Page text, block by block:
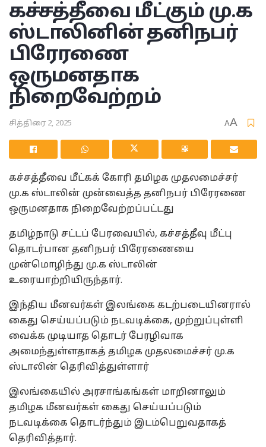
கச்சத்தீவை மீட்கும் மு.க
ஸ்டாலினின் தனிநபர்
பிரேரணை
ஒருமனதாக
நிறைவேற்றம்
சித்திரை 2, 2025 AA
கச்சத்தீவை மீட்கக் கோரி தமிழக முதலமைச்சர்
மு.க ஸ்டாலின் முன்வைத்த தனிநபர் பிரேரணை
ஒருமனதாக நிறைவேற்றப்பட்டது
தமிழ்நாடு சட்டப் பேரவையில், கச்சத்தீவு மீட்பு
தொடர்பான தனிநபர் பிரேரணையை
முன்மொழிந்து மு.க ஸ்டாலின்
உரையாற்றியிருந்தார்.
இந்திய மீனவர்கள் இலங்கை கடற்படையினரால்
கைது செய்யப்படும் நடவடிக்கை, முற்றுப்புள்ளி
வைக்க முடியாத தொடர் பேரழிவாக
அமைந்துள்ளதாகத் தமிழக முதலமைச்சர் மு.க
ஸ்டாலின் தெரிவித்துள்ளார்
இலங்கையில் அரசாங்கங்கள் மாறினாலும்
தமிழக மீனவர்கள் கைது செய்யப்படும்
நடவடிக்கை தொடர்ந்தும் இடம்பெறுவதாகத்
தெரிவித்தார்.